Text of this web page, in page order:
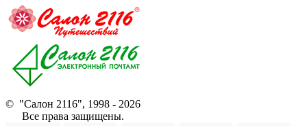
© "Салон 2116", 1998 - 2026
Все права защищены.